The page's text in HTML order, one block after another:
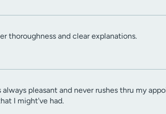
thoroughness and clear explanations.
always pleasant and never rushes thru my
I might've had.